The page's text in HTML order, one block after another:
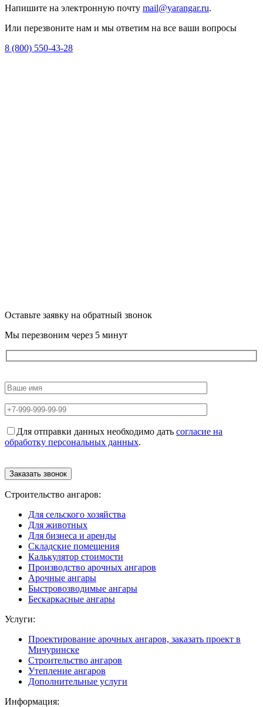
Напишите на электронную почту mail@yarangar.ru.
Или перезвоните нам и мы ответим на все ваши вопросы
8 (800) 550-43-28
Оставьте заявку на обратный звонок
Мы перезвоним через 5 минут
Для отправки данных необходимо дать согласие на
обработку персональных данных.
Строительство ангаров:
Для сельского хозяйства
Для животных
Для бизнеса и аренды
Складские помещения
Калькулятор стоимости
Производство арочных ангаров
Арочные ангары
Быстровозводимые ангары
Бескаркасные ангары
Услуги:
Проектирование арочных ангаров, заказать проект в
Мичуринске
Строительство ангаров
Утепление ангаров
Дополнительные услуги
Информация: